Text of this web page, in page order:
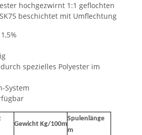
hochgezwirnt 1:1 geflochten
beschichtet mit Umflechtung
spezielles Polyester im
System
Gewicht Kg/100m
Spulenlänge
m